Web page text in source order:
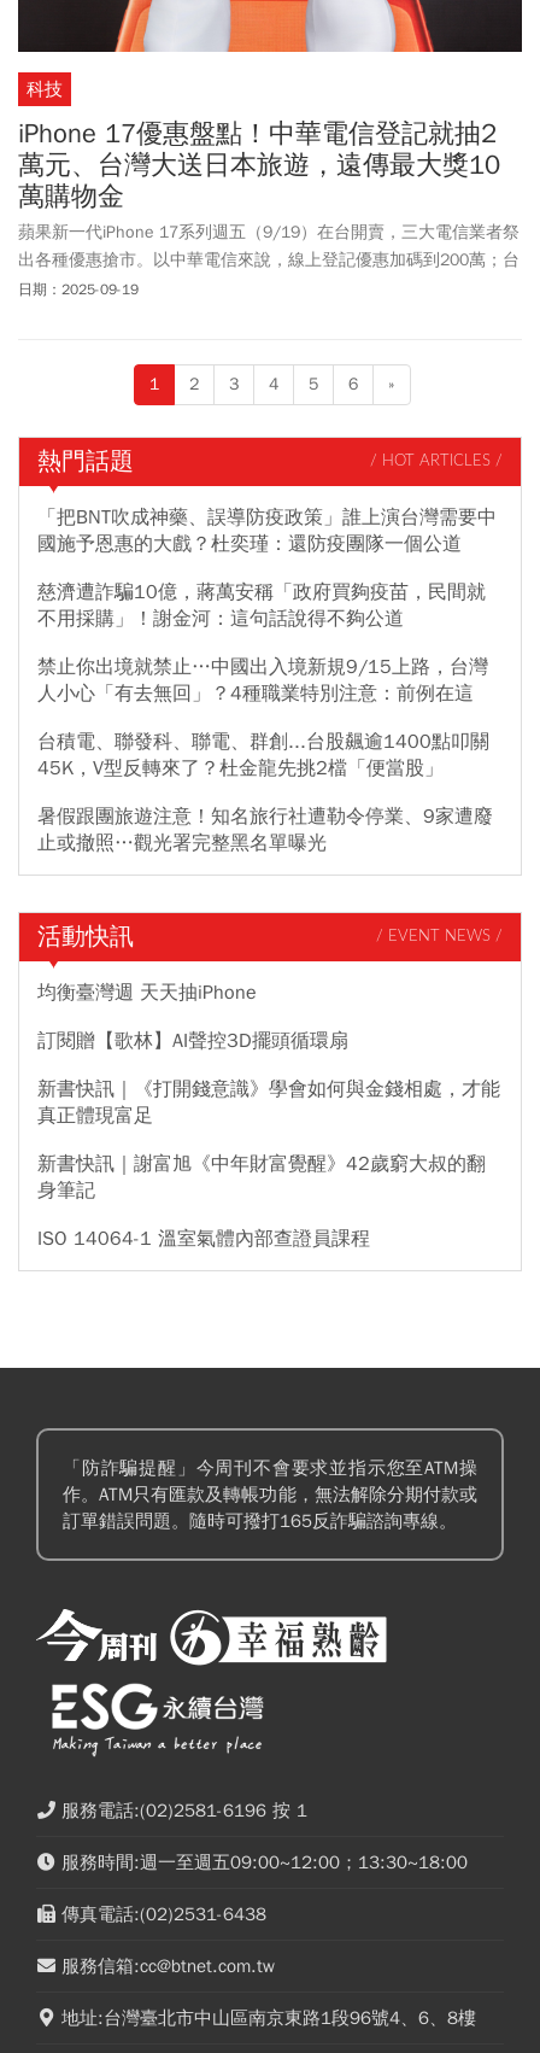
科技
iPhone 17優惠盤點！中華電信登記就抽2
萬元、台灣大送日本旅遊，遠傳最大獎10
萬購物金
蘋果新一代iPhone 17系列週五（9/19）在台開賣，三大電信業者祭
出各種優惠搶市。以中華電信來說，線上登記優惠加碼到200萬；台
灣大獨家送總價值300萬元「F1日本大獎賽尊榮朝聖之旅」；遠傳則
日期：2025-09-19
1 2 3 4 5 6 »
熱門話題 / HOT ARTICLES /
「把BNT吹成神藥、誤導防疫政策」誰上演台灣需要中
國施予恩惠的大戲？杜奕瑾：還防疫團隊一個公道
慈濟遭詐騙10億，蔣萬安稱「政府買夠疫苗，民間就
不用採購」！謝金河：這句話說得不夠公道
禁止你出境就禁止…中國出入境新規9/15上路，台灣
人小心「有去無回」？4種職業特別注意：前例在這
台積電、聯發科、聯電、群創...台股飆逾1400點叩關
45K，V型反轉來了？杜金龍先挑2檔「便當股」
暑假跟團旅遊注意！知名旅行社遭勒令停業、9家遭廢
止或撤照…觀光署完整黑名單曝光
活動快訊 / EVENT NEWS /
均衡臺灣週 天天抽iPhone
訂閱贈【歌林】AI聲控3D擺頭循環扇
新書快訊｜《打開錢意識》學會如何與金錢相處，才能
真正體現富足
新書快訊｜謝富旭《中年財富覺醒》42歲窮大叔的翻
身筆記
ISO 14064-1 溫室氣體內部查證員課程
「防詐騙提醒」今周刊不會要求並指示您至ATM操
作。ATM只有匯款及轉帳功能，無法解除分期付款或
訂單錯誤問題。隨時可撥打165反詐騙諮詢專線。
服務電話:(02)2581-6196 按 1
服務時間:週一至週五09:00~12:00；13:30~18:00
傳真電話:(02)2531-6438
服務信箱:cc@btnet.com.tw
地址:台灣臺北市中山區南京東路1段96號4、6、8樓